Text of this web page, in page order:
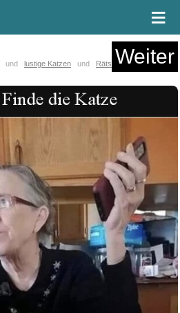
≡
Weiter
und lustige Katzen und Rätsel Quiz